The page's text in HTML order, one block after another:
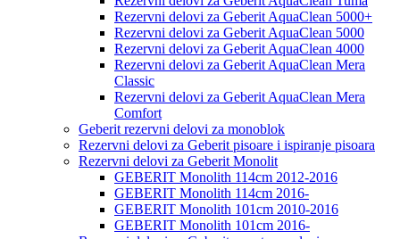
Rezervni delovi za Geberit AquaClean 5000+
Rezervni delovi za Geberit AquaClean 5000
Rezervni delovi za Geberit AquaClean 4000
Rezervni delovi za Geberit AquaClean Mera
Classic
Rezervni delovi za Geberit AquaClean Mera
Comfort
Geberit rezervni delovi za monoblok
Rezervni delovi za Geberit pisoare i ispiranje pisoara
Rezervni delovi za Geberit Monolit
GEBERIT Monolith 114cm 2012-2016
GEBERIT Monolith 114cm 2016-
GEBERIT Monolith 101cm 2010-2016
GEBERIT Monolith 101cm 2016-